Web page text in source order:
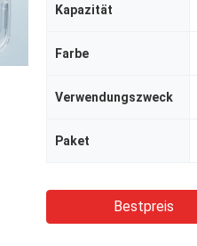
Kapazität
Farbe
Verwendungszweck
Paket
Bestpreis